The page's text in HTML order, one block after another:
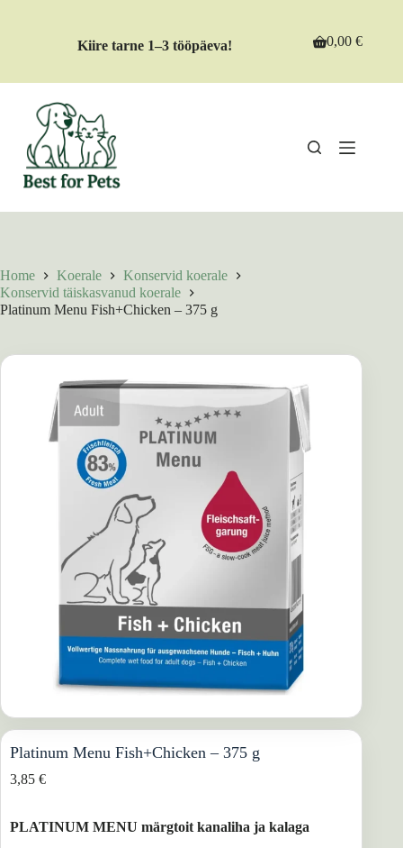
Kiire tarne 1–3 tööpäeva!
Shopping
0,00€
Home Koerale
Konservid koerale
Konservid täiskasvanud koerale
Platinum Menu Fish+Chicken – 375 g
Platinum Menu Fish+Chicken – 375 g
3,85 €
PLATINUM MENU märgtoit kanaliha ja kalaga